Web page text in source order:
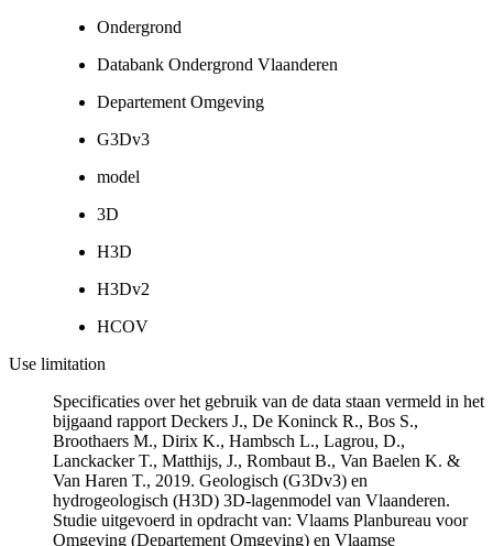
Ondergrond
Databank Ondergrond Vlaanderen
Departement Omgeving
G3Dv3
model
3D
H3D
H3Dv2
HCOV
Use limitation
Specificaties over het gebruik van de data staan vermeld in het
bijgaand rapport Deckers J., De Koninck R., Bos S.,
Broothaers M., Dirix K., Hambsch L., Lagrou, D.,
Lanckacker T., Matthijs, J., Rombaut B., Van Baelen K. &
Van Haren T., 2019. Geologisch (G3Dv3) en
hydrogeologisch (H3D) 3D-lagenmodel van Vlaanderen.
Studie uitgevoerd in opdracht van: Vlaams Planbureau voor
Omgeving (Departement Omgeving) en Vlaamse